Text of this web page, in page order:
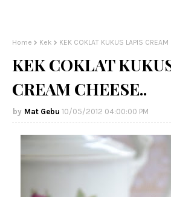
Home Kek KEK COKLAT KUKUS LAPIS CREAM
KEK COKLAT
CREAM CHEESE..
Mat Gebu 10/05/2012 04:00:00 PM